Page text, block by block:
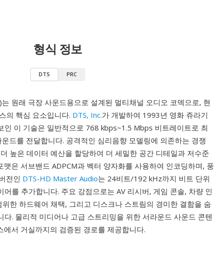
형식 정보
DTS PRC
원래 극장 사운드용으로 설계된 멀티채널 오디오 코덱으로, 현
의 핵심 요소입니다. DTS, Inc.가 개발하여 1993년 영화 쥬라기
인 이 기술은 일반적으로 768 kbps~1.5 Mbps 비트레이트로 최
드를 전달합니다. 공격적인 심리음향 모델링에 의존하는 경쟁
높은 데이터 예산을 할당하여 더 세밀한 공간 디테일과 저수준
맷은 서브밴드 ADPCM과 벡터 양자화를 사용하여 인코딩하며, 풍
전인 DTS-HD Master Audio는 24비트/192 kHz까지 비트 단위
를 추가합니다. 주요 강점으로는 AV 리시버, 게임 콘솔, 차량 인
한 하드웨어 채택, 그리고 디스크나 스트림의 경미한 결함을 숨
다. 물리적 미디어나 고급 스트리밍을 위한 서라운드 사운드 콘텐
에서 거실까지의 검증된 경로를 제공합니다.